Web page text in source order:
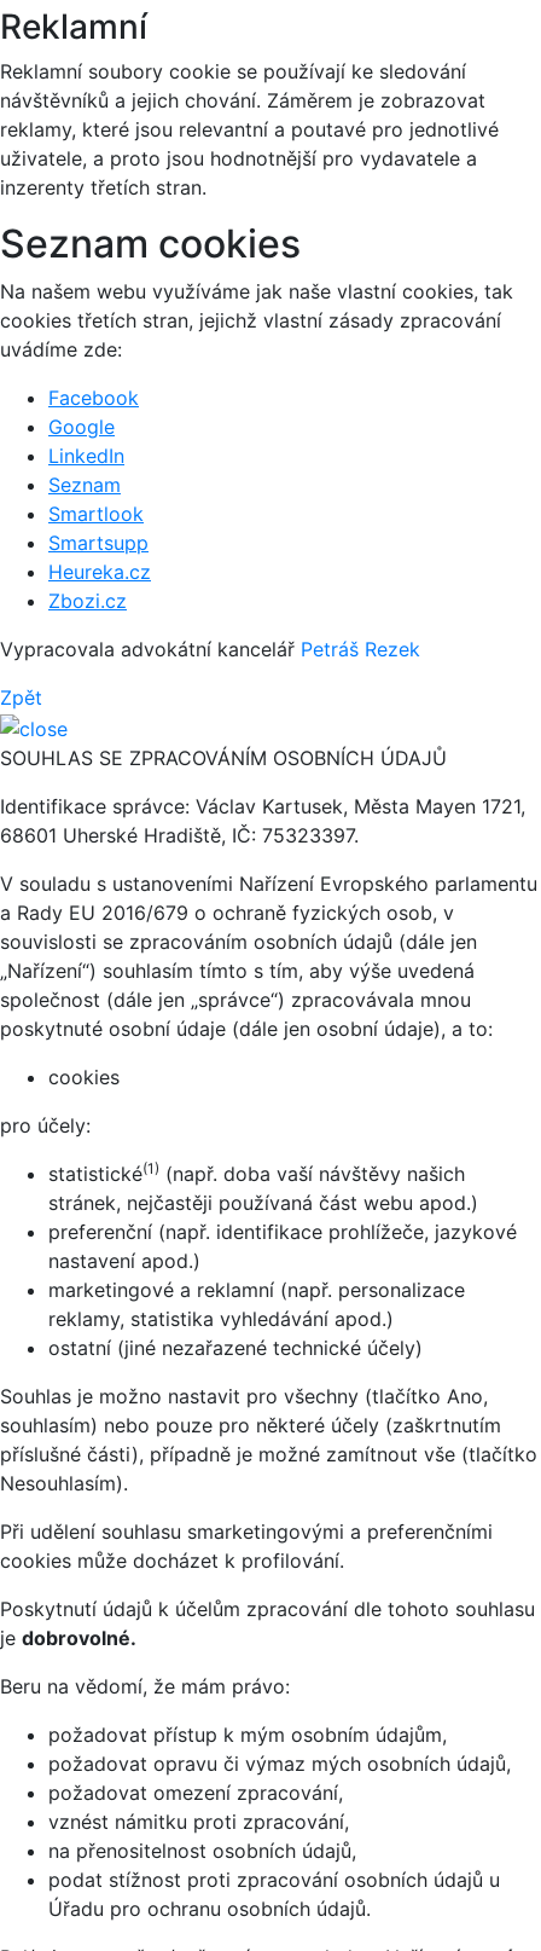
Reklamní
Reklamní soubory cookie se používají ke sledování
návštěvníků a jejich chování. Záměrem je zobrazovat
reklamy, které jsou relevantní a poutavé pro jednotlivé
uživatele, a proto jsou hodnotnější pro vydavatele a
inzerenty třetích stran.
Seznam cookies
Na našem webu využíváme jak naše vlastní cookies, tak
cookies třetích stran, jejichž vlastní zásady zpracování
uvádíme zde:
Facebook
Google
LinkedIn
Seznam
Smartlook
Smartsupp
Heureka.cz
Zbozi.cz
Vypracovala advokátní kancelář Petráš Rezek
Zpět
SOUHLAS SE ZPRACOVÁNÍM OSOBNÍCH ÚDAJŮ
Identifikace správce: Václav Kartusek, Města Mayen 1721,
68601 Uherské Hradiště, IČ: 75323397.
V souladu s ustanoveními Nařízení Evropského parlamentu
a Rady EU 2016/679 o ochraně fyzických osob, v
souvislosti se zpracováním osobních údajů (dále jen
„Nařízení“) souhlasím tímto s tím, aby výše uvedená
společnost (dále jen „správce“) zpracovávala mnou
poskytnuté osobní údaje (dále jen osobní údaje), a to:
cookies
pro účely:
statistické(1) (např. doba vaší návštěvy našich
stránek, nejčastěji používaná část webu apod.)
preferenční (např. identifikace prohlížeče, jazykové
nastavení apod.)
marketingové a reklamní (např. personalizace
reklamy, statistika vyhledávání apod.)
ostatní (jiné nezařazené technické účely)
Souhlas je možno nastavit pro všechny (tlačítko Ano,
souhlasím) nebo pouze pro některé účely (zaškrtnutím
příslušné části), případně je možné zamítnout vše (tlačítko
Nesouhlasím).
Při udělení souhlasu smarketingovými a preferenčními
cookies může docházet k profilování.
Poskytnutí údajů k účelům zpracování dle tohoto souhlasu
je dobrovolné.
Beru na vědomí, že mám právo:
požadovat přístup k mým osobním údajům,
požadovat opravu či výmaz mých osobních údajů,
požadovat omezení zpracování,
vznést námitku proti zpracování,
na přenositelnost osobních údajů,
podat stížnost proti zpracování osobních údajů u
Úřadu pro ochranu osobních údajů.